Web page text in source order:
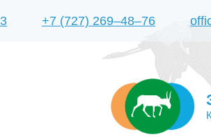
+7 (727) 269‒48‒76